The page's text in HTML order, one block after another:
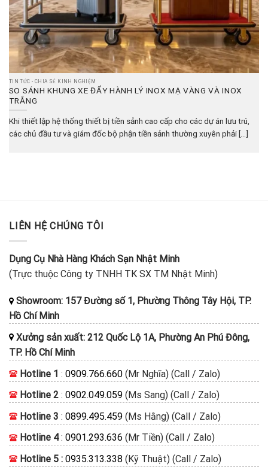
TIN TỨC - CHIA SẺ KINH NGHIỆM
SO SÁNH KHUNG XE ĐẨY HÀNH LÝ INOX MẠ VÀNG VÀ INOX
TRẮNG
Khi thiết lập hệ thống thiết bị tiền sảnh cao cấp cho các dự án lưu trú,
các chủ đầu tư và giám đốc bộ phận tiền sảnh thường xuyên phải [...]
LIÊN HỆ CHÚNG TÔI
Dụng Cụ Nhà Hàng Khách Sạn Nhật Minh
(Trực thuộc Công ty TNHH TK SX TM Nhật Minh)
Showroom: 157 Đường số 1, Phường Thông Tây Hội, TP.
Hồ Chí Minh
Xưởng sản xuất: 212 Quốc Lộ 1A, Phường An Phú Đông,
TP. Hồ Chí Minh
Hotline 1 : 0909.766.660 (Mr Nghĩa) (Call / Zalo)
Hotline 2 : 0902.049.059 (Ms Sang) (Call / Zalo)
Hotline 3 : 0899.495.459 (Ms Hằng) (Call / Zalo)
Hotline 4: 0901.293.636 (Mr Tiền) (Call / Zalo)
Hotline 5 : 0935.313.338 (Kỹ Thuật) (Call / Zalo)